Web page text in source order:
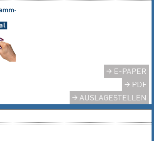
E-PAPER
PDF
AUSLAGESTELLEN